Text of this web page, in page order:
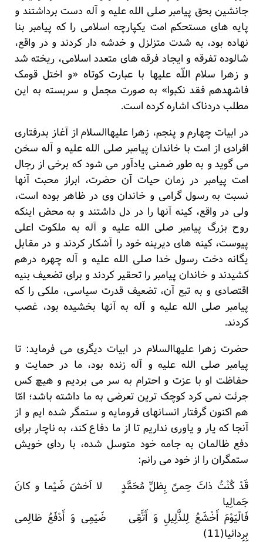
جانشین بحق پیامبر صلی الله علیه و آله دست برداشتند و
پایه های مستحکم امت یکپارچه اسلامی را که پیامبر بنا
نهاده بود، به شدت متزلزل و خدشه دار کردند و در واقع،
شالوده تفرقه و ایجاد فرقه های متعدد اسلامی، ریخته شد
و زهرا سلام اللّه علیها با عبارت کوتاه «و اختل قومک
فاشهدهم فقد نکبوا» به صورت مجمل و سربسته به این
مطلب دردناک اشاره کرده است.
در ابیات چهارم و پنجم، زهرا علیهاالسلام از آغاز بدرفتاری
افرادی از امت با خاندان پیامبر صلی الله علیه و آله سخن
می گوید و به طور ضمنی یادآور می شود که برخی از رجال
امت پیامبر در زمان حیات آن حضرت، ابراز محبت آنها
نسبت به رسول گرامی و خاندان وی در ظاهر بوده است،
ولی در واقع، کینه آنها را در دل داشتند و به محض اینکه
روح بزرگ پیامبر صلی الله علیه و آله به ملکوت اعلی
پیوست، کینه های دیرینه خود را آشکار کردند و در مقابل
یگانه دخت رسول خدا صلی الله علیه و آله چهره درهم
کشیدند و خاندان پیامبر را تحقیر کردند و برای تضعیف بنیه
اقتصادی و به تبع آن، تضعیف قدرت سیاسی، ملکی را که
پیامبر صلی الله علیه و آله به آنها بخشیده بود، غصب
کردند.
حضرت زهرا علیهاالسلام در ابیات دیگری می فرماید: تا
پیامبر صلی الله علیه و آله زنده بود، ما در حمایت و
حفاظت او با عزت و احترام به سر می بردیم و هیچ کس
جرئت نمی کرد کوچک ترین تعرضی به ما داشته باشد؛ امّا
هم اکنون گرفتار انسانهای فرومایه و ستمگر شده ایم و از
آنجا که یار و یاوری نداریم تا از ما دفاع کند، به ناچار برای
دفع ظالمان به جامه خود متوسل شده، با ردای خویش
ستمگران را از خود می رانم:
قَدْ کُنْتُ ذاتَ حِمیً بِظلِّ مُحَمَّدٍ لا اَخشَ ضَیْما و کانَ
جَمالِیا
فَالْیَوْمَ أَخْشَعُ لِلذَّلِیلِ وَ أَتَّقِی ضَیْمِی وَ أَدْفَعُ ظالِمی
بِرِدائیا(11)